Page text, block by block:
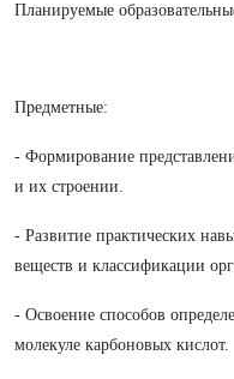
Планируемые
Предметные:
- Формирование
и их строении.
- Развитие практических
веществ и классификации
- Освоение способов
молекуле карбоновых кислот.